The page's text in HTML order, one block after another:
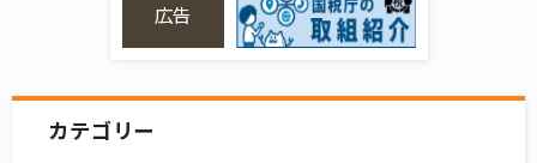
広告
カテゴリー